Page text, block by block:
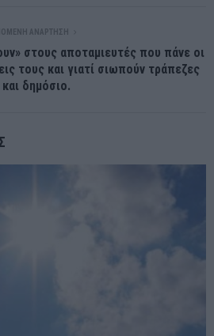
ΑΝΆΡΤΗΣΗ
στους αποταμιευτές που πάνε οι
τους και γιατί σιωπούν τράπεζες
και δημόσιο.